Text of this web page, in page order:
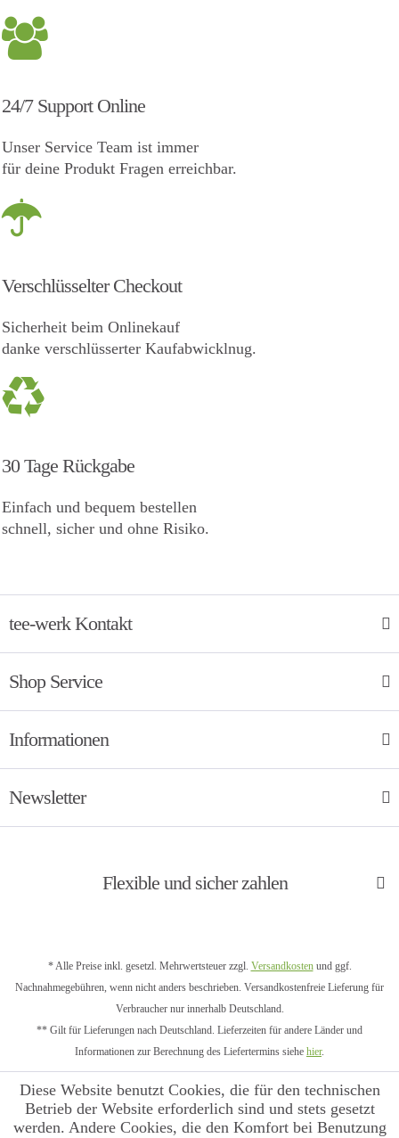
24/7 Support Online
Unser Service Team ist immer
für deine Produkt Fragen erreichbar.
Verschlüsselter Checkout
Sicherheit beim Onlinekauf
danke verschlüsserter Kaufabwicklnug.
30 Tage Rückgabe
Einfach und bequem bestellen
schnell, sicher und ohne Risiko.
tee-werk Kontakt
Shop Service
Informationen
Newsletter
Flexible und sicher zahlen
* Alle Preise inkl. gesetzl. Mehrwertsteuer zzgl. Versandkostenund ggf.
Nachnahmegebühren, wenn nicht anders beschrieben. Versandkostenfreie Lieferung für
Verbraucher nur innerhalb Deutschland.
** Gilt für Lieferungen nach Deutschland. Lieferzeiten für andere Länder und
Informationen zur Berechnung des Liefertermins siehe hier.
Diese Website benutzt Cookies, die für den technischen
Betrieb der Website erforderlich sind und stets gesetzt
werden. Andere Cookies, die den Komfort bei Benutzung